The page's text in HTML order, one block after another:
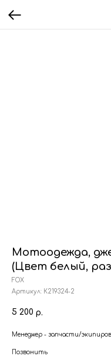
Мотоодежда,
(Цвет белый,
FOX
Артикул: К219324-2
5 200 р.
Менеджер - запчасти/
Позвонить